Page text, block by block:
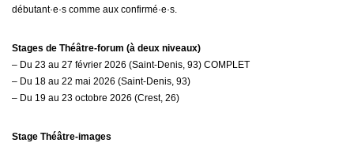
débutant·e·s comme aux confirmé·e·s.
Stages de Théâtre-forum (à deux niveaux)
– Du 23 au 27 février 2026 (Saint-Denis, 93) COMPLET
– Du 18 au 22 mai 2026 (Saint-Denis, 93)
– Du 19 au 23 octobre 2026 (Crest, 26)
Stage Théâtre-images